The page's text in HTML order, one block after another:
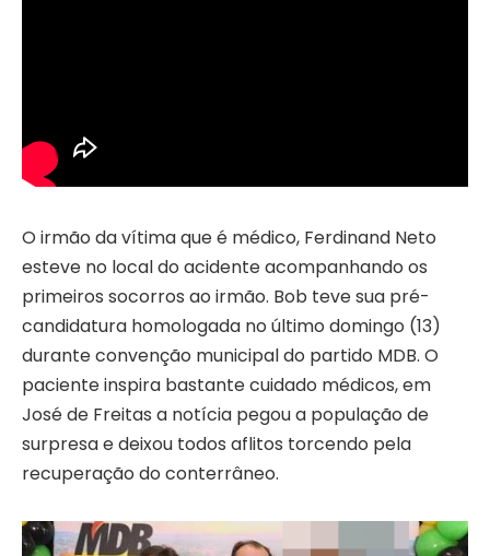
O irmão da vítima que é médico, Ferdinand Neto
esteve no local do acidente acompanhando os
primeiros socorros ao irmão. Bob teve sua pré-
candidatura homologada no último domingo (13)
durante convenção municipal do partido MDB. O
paciente inspira bastante cuidado médicos, em
José de Freitas a notícia pegou a população de
surpresa e deixou todos aflitos torcendo pela
recuperação do conterrâneo.